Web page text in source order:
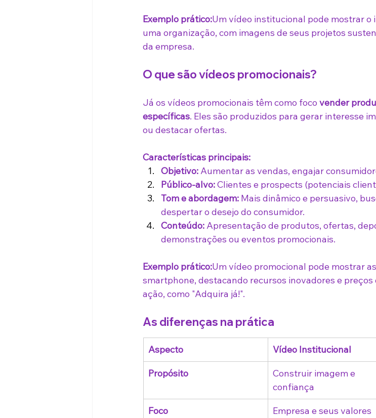
Exemplo prático:Um vídeo institucional pode mostrar
uma organização, com imagens de seus projetos
da empresa.
O que são vídeos promocionais?
Já os vídeos promocionais têm como foco vender
específicas. Eles são produzidos para gerar interesse
ou destacar ofertas.
Características principais:
Objetivo: Aumentar as vendas, engajar
Público-alvo: Clientes e prospects (potenciais
Tom e abordagem: Mais dinâmico e persuasivo,
despertar o desejo do consumidor.
Conteúdo: Apresentação de produtos, ofertas,
demonstrações ou eventos promocionais.
Exemplo prático:Um vídeo promocional pode mostrar
smartphone, destacando recursos inovadores e preços
ação, como "Adquira já!".
As diferenças na prática
Aspecto Vídeo Institucional
Propósito
Construir imagem e
confiança
Foco Empresa e seus valores